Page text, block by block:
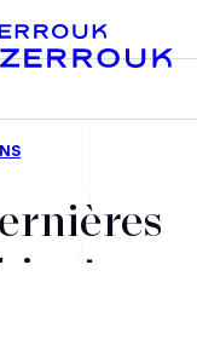
et nos